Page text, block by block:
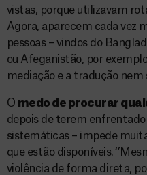
vistas, porque utilizavam
Agora, aparecem cada vez
pessoas – vindos do
ou Afeganistão, por
mediação e a tradução nem
O medo de procurar
depois de terem
sistemáticas – impede
que estão disponíveis.
violência de forma direta,